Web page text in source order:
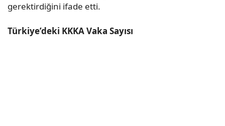
gerektirdiğini ifade etti.
Türkiye’deki KKKA Vaka Sayısı